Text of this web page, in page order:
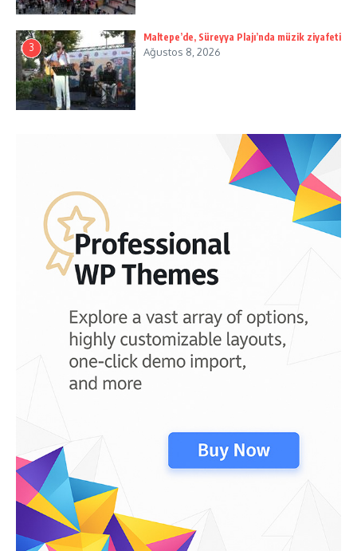
3
Maltepe’de, Süreyya Plajı’nda müzik ziyafeti
Ağustos 8, 2026